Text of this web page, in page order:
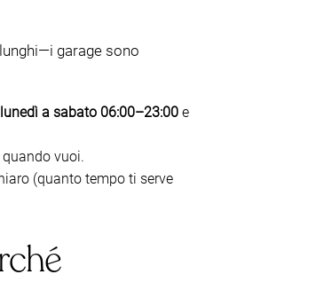
garage sono
a sabato 06:00–23:00 e
vuoi.
(quanto tempo ti serve